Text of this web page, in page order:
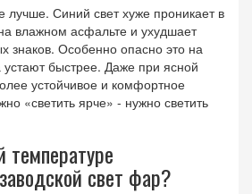
лучше. Синий свет хуже проникает в
влажном асфальте и ухудшает
знаков. Особенно опасно это на
устают быстрее. Даже при ясной
устойчивое и комфортное
«светить ярче» - нужно светить
температуре
свет фар?